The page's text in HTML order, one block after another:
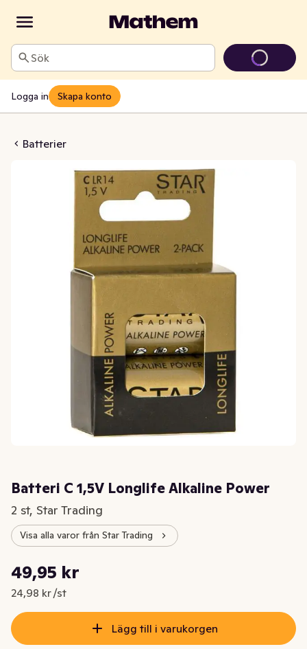
Sök
Logga in Skapa konto
Batterier
Alkaline Power
Batteri C 1,5V Longlife Alkaline Power
2 st, Star Trading
Visa alla varor från Star Trading
Nuvarande pris är: 49,95 kr
49,95 kr
24,98 kr /st
Styckpris: 24,98 kr /st
Lägg till i varukorgen